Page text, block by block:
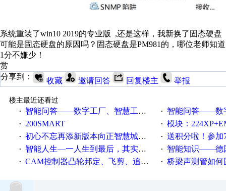
系统重装了win10 2019的专业版 ,还是这样，我新换了固态硬盘
可能是固态硬盘的原因吗？固态硬盘是PM981的，哪位老师知
1分不嫌少！
赏
分享到：
收藏 邀请回答 回复楼主 举报
楼主最近还看过
·
智能问答——数字工厂、智慧工厂和智能制造三者的区别是什么？ · 智能问答——数字化工厂与
· 200SMART · 模块：
· 初心不忘再添新版本向正智慧城市云展厅3.0版亮相 · 送积分啦！参加7月6日
· 智能人生—一人生到最后，其实拼的都是人品 · 智能知识——德国工业崛起
· CAM控制器凸轮邦定、飞剪、追剪等C功能块 · 桥梁声测管如何固